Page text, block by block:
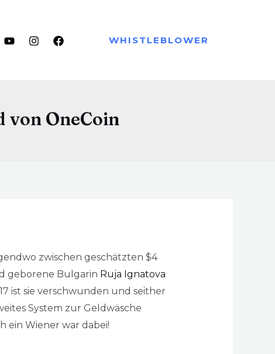
WHISTLEBLOWER
von OneCoin
zwischen geschätzten $4
geborene Bulgarin Ruja Ignatova
ist sie verschwunden und seither
System zur Geldwäsche
ein Wiener war dabei!